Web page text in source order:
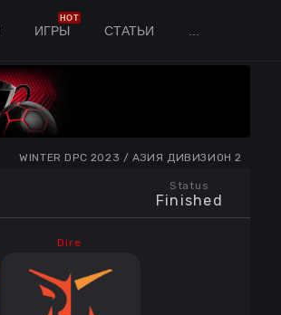
ИГРЫ
HOT
СТАТЬИ
WINTER DPC 2023 / АЗИЯ ДИВИЗИОН 2
Status
Finished
Dire